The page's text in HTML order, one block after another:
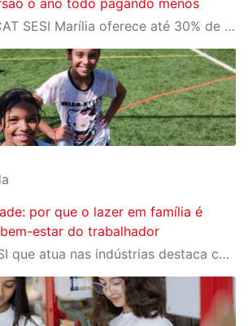
o ano todo pagando menos
Plano Anual do CAT SESI Marília oferece até 30% de desconto em relação aos planos mensais e a facilidade de parcelamento em até 12x no cartão
por que o lazer em família é
estar do trabalhador
Psicóloga do SESI que atua nas indústrias destaca como o lazer de qualidade e o tempo em família impactam diretamente a saúde emocional e o rendimento do trabalhador